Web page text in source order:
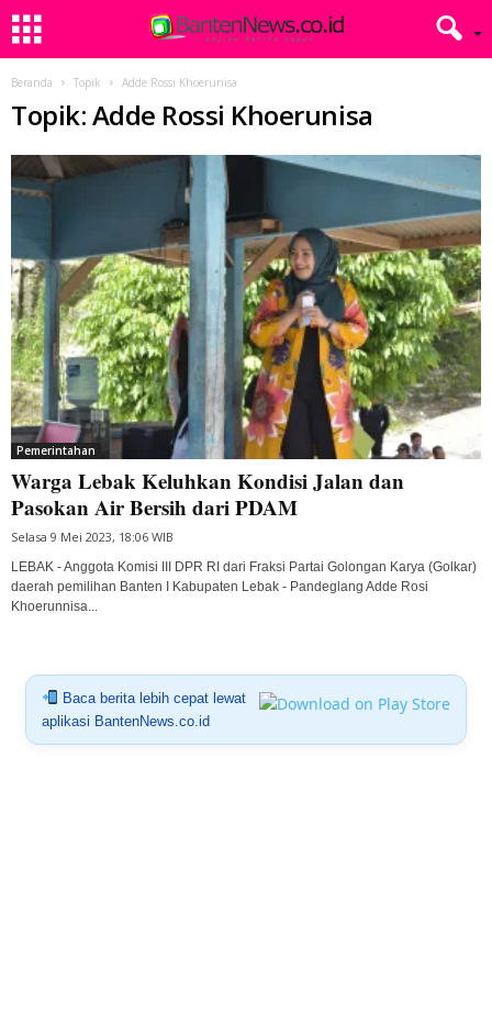
Beranda Topik Adde Rossi Khoerunisa
Topik: Adde Rossi Khoerunisa
Pemerintahan
Warga Lebak Keluhkan Kondisi Jalan dan
Pasokan Air Bersih dari PDAM
Selasa 9 Mei 2023, 18:06 WIB
LEBAK - Anggota Komisi III DPR RI dari Fraksi Partai Golongan Karya (Golkar)
daerah pemilihan Banten I Kabupaten Lebak - Pandeglang Adde Rosi
Khoerunnisa...
Baca berita lebih cepat lewat
aplikasi BantenNews.co.id